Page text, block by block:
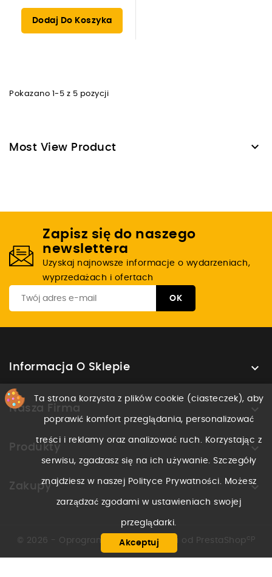
Dodaj Do Koszyka
Pokazano 1-5 z 5 pozycji
Most View Product 
Zapisz się do naszego
newslettera
Uzyskaj najnowsze informacje o wydarzeniach,
wyprzedażach i ofertach
Informacja O Sklepie 
Nasza Firma 
Produkty 
Zakupy 
Ta strona korzysta z plików cookie (ciasteczek), aby
poprawić komfort przeglądania, personalizować
treści i reklamy oraz analizować ruch. Korzystając z
serwisu, zgadzasz się na ich używanie. Szczegóły
znajdziesz w naszej Polityce Prywatności. Możesz
zarządzać zgodami w ustawieniach swojej
przeglądarki.
Akceptuj
© 2026 - Oprogramowanie e-sklepu od PrestaShop cp